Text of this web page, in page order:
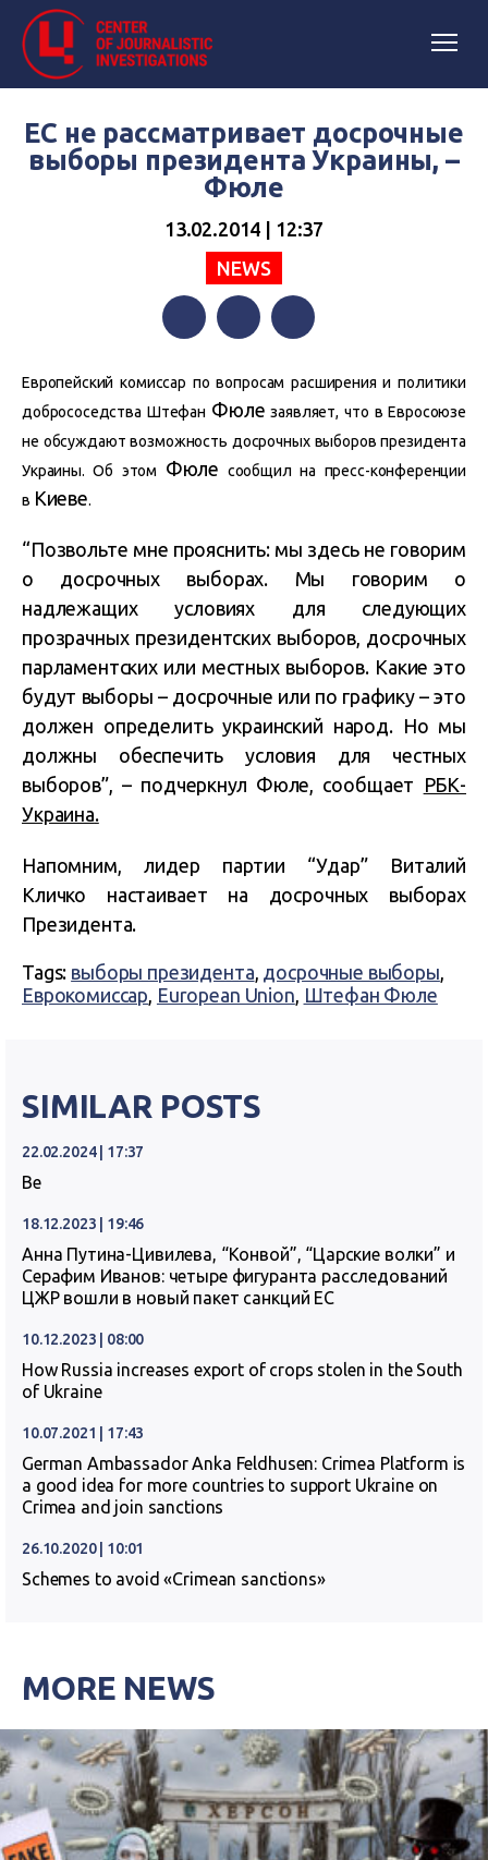
ЕС не рассматривает досрочные
выборы президента Украины, –
Фюле
13.02.2014 | 12:37
NEWS
Европейский комиссар по вопросам расширения и политики
добрососедства Штефан Фюле заявляет, что в Евросоюзе
не обсуждают возможность досрочных выборов президента
Украины. Об этом Фюле сообщил на пресс-конференции
в Киеве.
“Позвольте мне прояснить: мы здесь не говорим
о досрочных выборах. Мы говорим о
надлежащих условиях для следующих
прозрачных президентских выборов, досрочных
парламентских или местных выборов. Какие это
будут выборы – досрочные или по графику – это
должен определить украинский народ. Но мы
должны обеспечить условия для честных
выборов”, – подчеркнул Фюле, сообщает РБК-
Украина.
Напомним, лидер партии “Удар” Виталий
Кличко настаивает на досрочных выборах
Президента.
Tags: выборы президента, досрочные выборы,
Еврокомиссар, European Union, Штефан Фюле
SIMILAR POSTS
22.02.2024 | 17:37
Ве
18.12.2023 | 19:46
Анна Путина-Цивилева, “Конвой”, “Царские волки” и
Серафим Иванов: четыре фигуранта расследований
ЦЖР вошли в новый пакет санкций ЕС
10.12.2023 | 08:00
How Russia increases export of crops stolen in the South
of Ukraine
10.07.2021 | 17:43
German Ambassador Anka Feldhusen: Crimea Platform is
a good idea for more countries to support Ukraine on
Crimea and join sanctions
26.10.2020 | 10:01
Schemes to avoid «Crimean sanctions»
MORE NEWS